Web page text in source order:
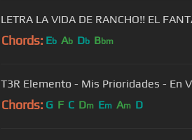
LETRA LA VIDA DE RANCHO!! EL
Chords: Eb Ab Db Bbm
T3R Elemento - Mis Prioridades - En
Chords: G F C Dm Em Am D